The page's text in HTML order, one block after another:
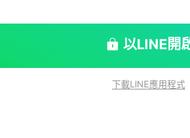
你我他。 ⭐️社團特點3.專業占卜
以LINE開
下載LINE應用程式